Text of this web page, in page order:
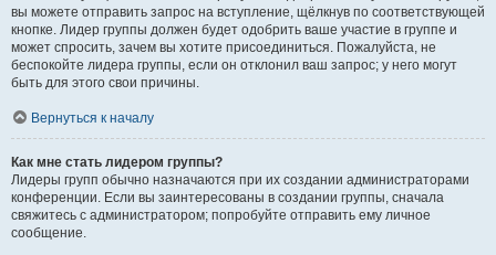
вы можете отправить запрос на вступление, щёлкнув по соответствующей
кнопке. Лидер группы должен будет одобрить ваше участие в группе и
может спросить, зачем вы хотите присоединиться. Пожалуйста, не
беспокойте лидера группы, если он отклонил ваш запрос; у него могут
быть для этого свои причины.
Вернуться к началу
Как мне стать лидером группы?
Лидеры групп обычно назначаются при их создании администраторами
конференции. Если вы заинтересованы в создании группы, сначала
свяжитесь с администратором; попробуйте отправить ему личное
сообщение.